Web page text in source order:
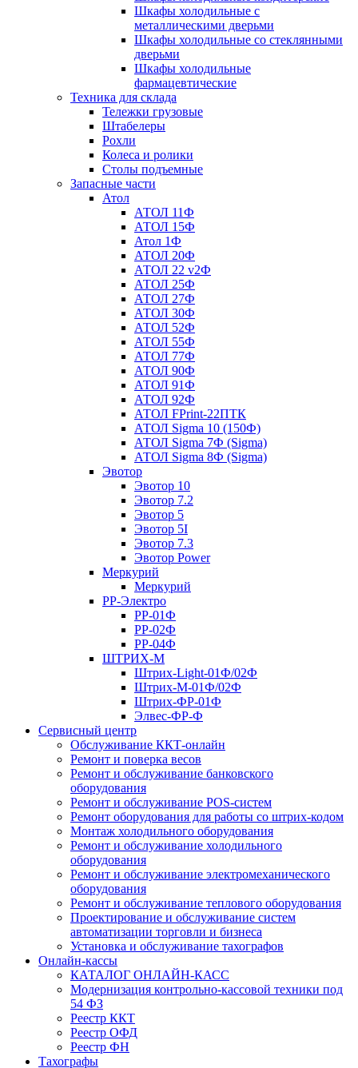
Шкафы холодильные с
металлическими дверьми
Шкафы холодильные со стеклянными
дверьми
Шкафы холодильные
фармацевтические
Техника для склада
Тележки грузовые
Штабелеры
Рохли
Колеса и ролики
Столы подъемные
Запасные части
Атол
АТОЛ 11Ф
АТОЛ 15Ф
Атол 1Ф
АТОЛ 20Ф
АТОЛ 22 v2Ф
АТОЛ 25Ф
АТОЛ 27Ф
АТОЛ 30Ф
АТОЛ 52Ф
АТОЛ 55Ф
АТОЛ 77Ф
АТОЛ 90Ф
АТОЛ 91Ф
АТОЛ 92Ф
АТОЛ FPrint-22ПТК
АТОЛ Sigma 10 (150Ф)
АТОЛ Sigma 7Ф (Sigma)
АТОЛ Sigma 8Ф (Sigma)
Эвотор
Эвотор 10
Эвотор 7.2
Эвотор 5
Эвотор 5I
Эвотор 7.3
Эвотор Power
Меркурий
Меркурий
РР-Электро
РР-01Ф
РР-02Ф
РР-04Ф
ШТРИХ-М
Штрих-Light-01Ф/02Ф
Штрих-М-01Ф/02Ф
Штрих-ФР-01Ф
Элвес-ФР-Ф
Сервисный центр
Обслуживание ККТ-онлайн
Ремонт и поверка весов
Ремонт и обслуживание банковского
оборудования
Ремонт и обслуживание POS-систем
Ремонт оборудования для работы со штрих-кодом
Монтаж холодильного оборудования
Ремонт и обслуживание холодильного
оборудования
Ремонт и обслуживание электромеханического
оборудования
Ремонт и обслуживание теплового оборудования
Проектирование и обслуживание систем
автоматизации торговли и бизнеса
Установка и обслуживание тахографов
Онлайн-кассы
КАТАЛОГ ОНЛАЙН-КАСС
Модернизация контрольно-кассовой техники под
54 ФЗ
Реестр ККТ
Реестр ОФД
Реестр ФН
Тахографы